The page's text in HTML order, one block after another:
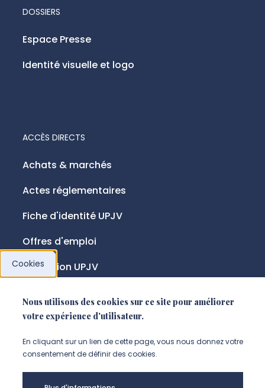
ACCÈS DIRECTS
Achats & marchés
Actes réglementaires
Fiche d'identité UPJV
Offres d'emploi
Fondation UPJV
DOSSIERS
Espace Presse
Identité visuelle et logo
NOUS SUIVRE
Suivez-nous sur instagram
Suivez-nous sur linkedin
Suivez-nous sur
Cookies
Nous utilisons des cookies sur ce site pour améliorer
votre expérience d'utilisateur.
En cliquant sur un lien de cette page, vous nous donnez votre
consentement de définir des cookies.